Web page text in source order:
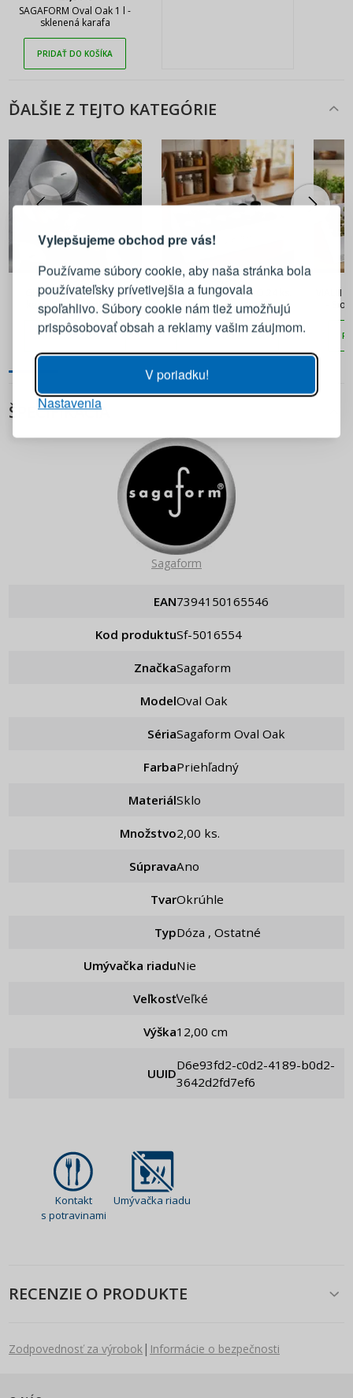
Vylepšujeme obchod pre vás!
Používame súbory cookie, aby naša stránka bola
používateľsky prívetivejšia a fungovala
spoľahlivo. Súbory cookie nám tiež umožňujú
prispôsobovať obsah a reklamy vašim záujmom.
V poriadku!
Nastavenia
SAGAFORM Oval Oak 1 l -
sklenená karafa
PRIDAŤ DO KOŠÍKA
ĎALŠIE Z TEJTO KATEGÓRIE
34,90 €
GEFU X-Plosion 0,15 l -
keramická nádoba na
korenie
PRIDAŤ DO KOŠÍKA
33,90 €
VIALLI DESIGN VILAGIO 24 ks.
- Stojan s nádobkami na
korenie biela/čierna
PRIDAŤ DO KOŠÍKA
VIALLI
-
ŠPECIFIKÁCIA
Sagaform
EAN 7394150165546
Kod produktu sf-5016554
Značka Sagaform
Model Oval Oak
Séria Sagaform Oval Oak
Farba Priehľadný
Materiál Sklo
Množstvo 2,00 ks.
Súprava ano
Tvar Okrúhle
Typ Dóza , Ostatné
Umývačka riadu Nie
Veľkosť Veľké
Výška 12,00 cm
UUID
d6e93fd2-c0d2-4189-b0d2-
3642d2fd7ef6
Kontakt
s potravinami
Umývačka riadu
RECENZIE O PRODUKTE
Zodpovednosť za výrobok| Informácie o bezpečnosti
PRIHLÁSENIE REGISTRÁCIA
Prihláste sa k svojmu účtu
PRIHLÁSIŤ SA
Pripomenutie hesla